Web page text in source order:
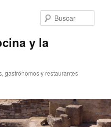
y la
gastrónomos y restaurantes